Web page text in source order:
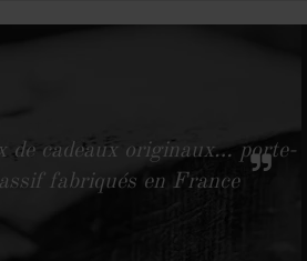
de cadeaux originaux… porte-
fabriqués en France